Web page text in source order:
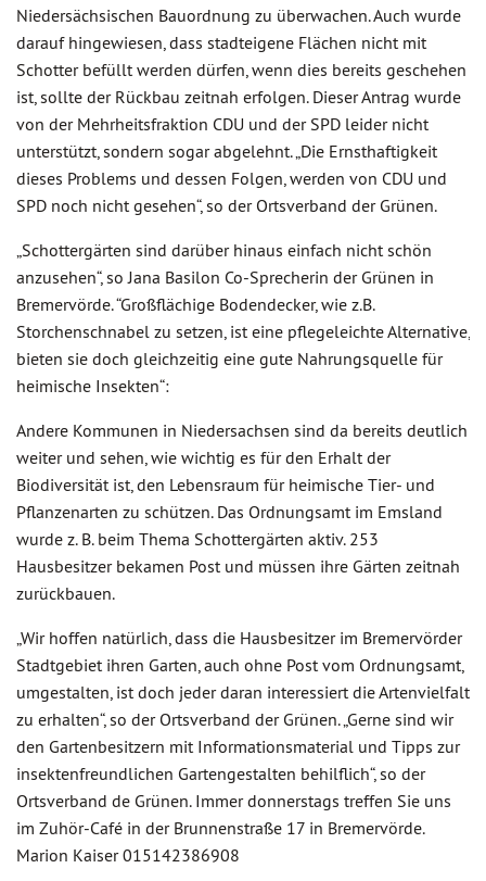
Niedersächsischen Bauordnung zu überwachen. Auch wurde
darauf hingewiesen, dass stadteigene Flächen nicht mit
Schotter befüllt werden dürfen, wenn dies bereits geschehen
ist, sollte der Rückbau zeitnah erfolgen. Dieser Antrag wurde
von der Mehrheitsfraktion CDU und der SPD leider nicht
unterstützt, sondern sogar abgelehnt. „Die Ernsthaftigkeit
dieses Problems und dessen Folgen, werden von CDU und
SPD noch nicht gesehen“, so der Ortsverband der Grünen.
„Schottergärten sind darüber hinaus einfach nicht schön
anzusehen“, so Jana Basilon Co-Sprecherin der Grünen in
Bremervörde. “Großflächige Bodendecker, wie z.B.
Storchenschnabel zu setzen, ist eine pflegeleichte Alternative,
bieten sie doch gleichzeitig eine gute Nahrungsquelle für
heimische Insekten“:
Andere Kommunen in Niedersachsen sind da bereits deutlich
weiter und sehen, wie wichtig es für den Erhalt der
Biodiversität ist, den Lebensraum für heimische Tier- und
Pflanzenarten zu schützen. Das Ordnungsamt im Emsland
wurde z. B. beim Thema Schottergärten aktiv. 253
Hausbesitzer bekamen Post und müssen ihre Gärten zeitnah
zurückbauen.
„Wir hoffen natürlich, dass die Hausbesitzer im Bremervörder
Stadtgebiet ihren Garten, auch ohne Post vom Ordnungsamt,
umgestalten, ist doch jeder daran interessiert die Artenvielfalt
zu erhalten“, so der Ortsverband der Grünen. „Gerne sind wir
den Gartenbesitzern mit Informationsmaterial und Tipps zur
insektenfreundlichen Gartengestalten behilflich“, so der
Ortsverband de Grünen. Immer donnerstags treffen Sie uns
im Zuhör-Café in der Brunnenstraße 17 in Bremervörde.
Marion Kaiser 015142386908